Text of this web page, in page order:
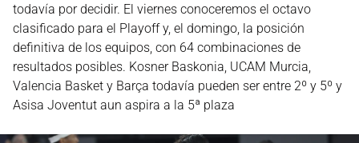
todavía por decidir. El viernes conoceremos el octavo
clasificado para el Playoff y, el domingo, la posición
definitiva de los equipos, con 64 combinaciones de
resultados posibles. Kosner Baskonia, UCAM Murcia,
Valencia Basket y Barça todavía pueden ser entre 2º y 5º y
Asisa Joventut aun aspira a la 5ª plaza